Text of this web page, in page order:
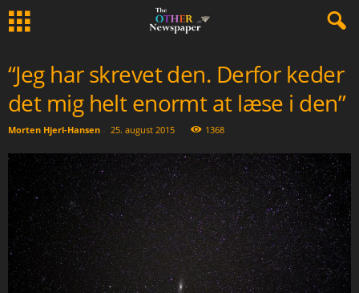
“Jeg har skrevet den. Derfor keder
det mig helt enormt at læse i den”
Morten Hjerl-Hansen - 25. august 2015 1368